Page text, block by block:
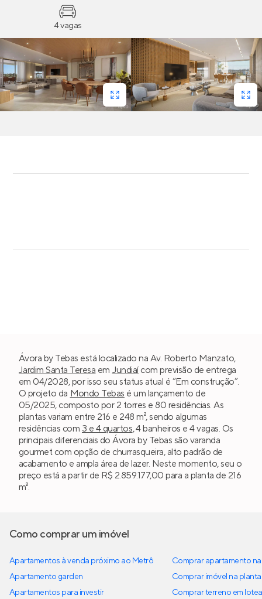
4 vagas
Ávora by Tebas está localizado na Av. Roberto Manzato,
Jardim Santa Teresa em Jundiaí com previsão de entrega
em 04/2028, por isso seu status atual é “Em construção”.
O projeto da Mondo Tebas é um lançamento de
05/2025, composto por 2 torres e 80 residências. As
plantas variam entre 216 e 248 m², sendo algumas
residências com 3 e 4 quartos, 4 banheiros e 4 vagas. Os
principais diferenciais do Ávora by Tebas são varanda
gourmet com opção de churrasqueira, alto padrão de
acabamento e ampla área de lazer. Neste momento, seu o
preço está a partir de R$ 2.859.177,00 para a planta de 216
m².
Como comprar um imóvel
Apartamentos à venda próximo ao Metrô
Apartamento garden
Apartamentos para investir
Comprar apartamento
Comprar imóvel na planta
Comprar terreno em